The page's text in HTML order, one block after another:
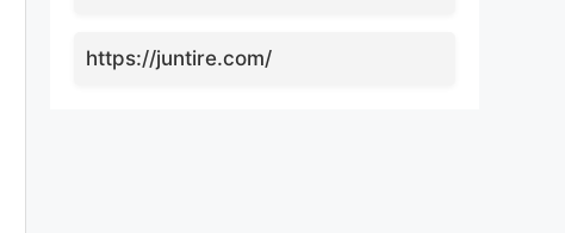
https://juntire.com/